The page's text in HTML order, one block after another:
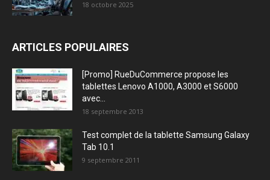
18 octobre 2025
ARTICLES POPULAIRES
[Promo] RueDuCommerce propose les
tablettes Lenovo A1000, A3000 et S6000
avec...
18 septembre 2013
Test complet de la tablette Samsung Galaxy
Tab 10.1
9 septembre 2011